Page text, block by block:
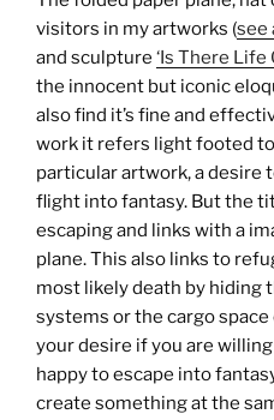
visitors in my artworks (see
and sculpture ‘Is There Life
the innocent but iconic
also find it’s fine and
work it refers light footed
particular artwork, a desire
flight into fantasy. But the
escaping and links with a
plane. This also links to
most likely death by hiding
systems or the cargo
your desire if you are
happy to escape into
create something at the